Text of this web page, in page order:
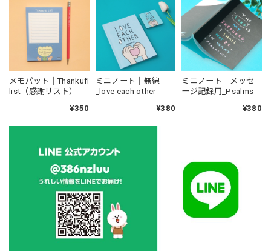
メモパット｜Thankufl
list（感謝リスト）
¥350
ミニノート｜無線
_love each other
¥380
ミニノート｜メッセ
ージ記録用_Psalms
¥380